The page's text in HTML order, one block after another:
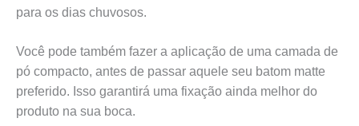
para os dias chuvosos.
Você pode também fazer a aplicação de uma camada de
pó compacto, antes de passar aquele seu batom matte
preferido. Isso garantirá uma fixação ainda melhor do
produto na sua boca.